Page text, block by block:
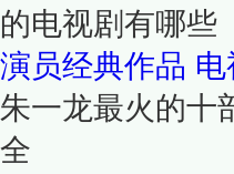
的电视剧有哪些
演员经典作品 电
朱一龙最火的十
全